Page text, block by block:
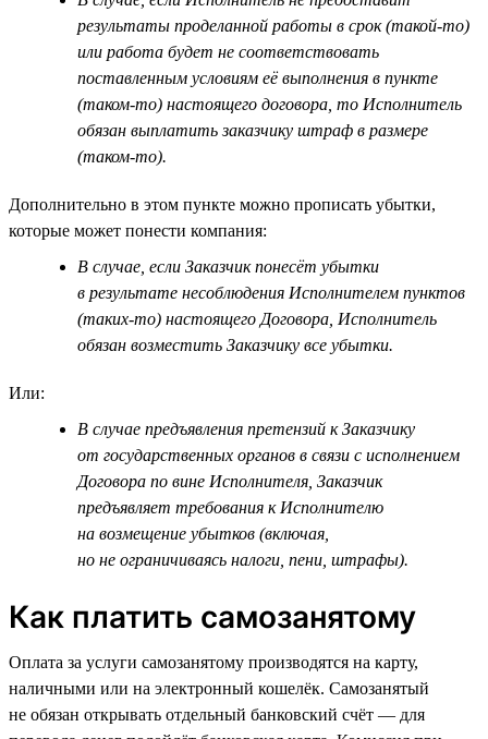
результаты проделанной работы в срок (такой-то)
или работа будет не соответствовать
поставленным условиям её выполнения в пункте
(таком-то) настоящего договора, то Исполнитель
обязан выплатить заказчику штраф в размере
(таком-то).
Дополнительно в этом пункте можно прописать убытки,
которые может понести компания:
В случае, если Заказчик понесёт убытки
в результате несоблюдения Исполнителем пунктов
(таких-то) настоящего Договора, Исполнитель
обязан возместить Заказчику все убытки.
Или:
В случае предъявления претензий к Заказчику
от государственных органов в связи с исполнением
Договора по вине Исполнителя, Заказчик
предъявляет требования к Исполнителю
на возмещение убытков (включая,
но не ограничиваясь налоги, пени, штрафы).
Как платить самозанятому
Оплата за услуги самозанятому производятся на карту,
наличными или на электронный кошелёк. Самозанятый
не обязан открывать отдельный банковский счёт — для